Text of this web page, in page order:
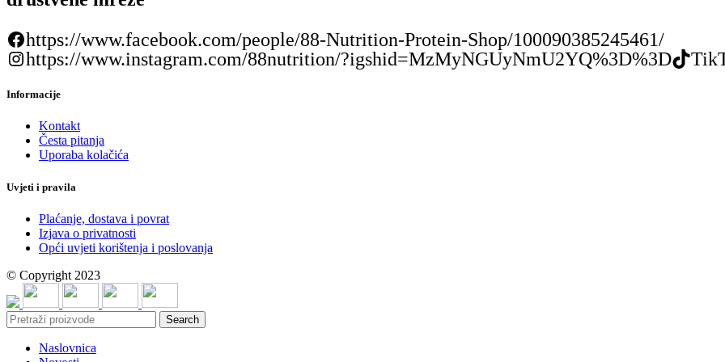
https://www.facebook.com/people/88-Nutrition-Protein-Shop/100090385245461/
https://www.instagram.com/88nutrition/?igshid=MzMyNGUyNmU2YQ%3D%3D
Informacije
Kontakt
Česta pitanja
Uporaba kolačića
Uvjeti i pravila
Plaćanje, dostava i povrat
Izjava o privatnosti
Opći uvjeti korištenja i poslovanja
© Copyright 2023
Search
Naslovnica